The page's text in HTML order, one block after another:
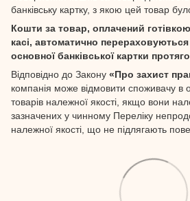
банківську картку, з якою цей товар
Кошти за товар, оплачений
касі, автоматично перераховуються
основної банківської картки
Відповідно до Закону «Про захист
компанія може відмовити споживачу в
товарів належної якості, якщо вони
зазначених у чинному Переліку
належної якості, що не підлягають